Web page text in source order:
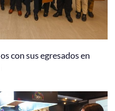
con sus egresados en